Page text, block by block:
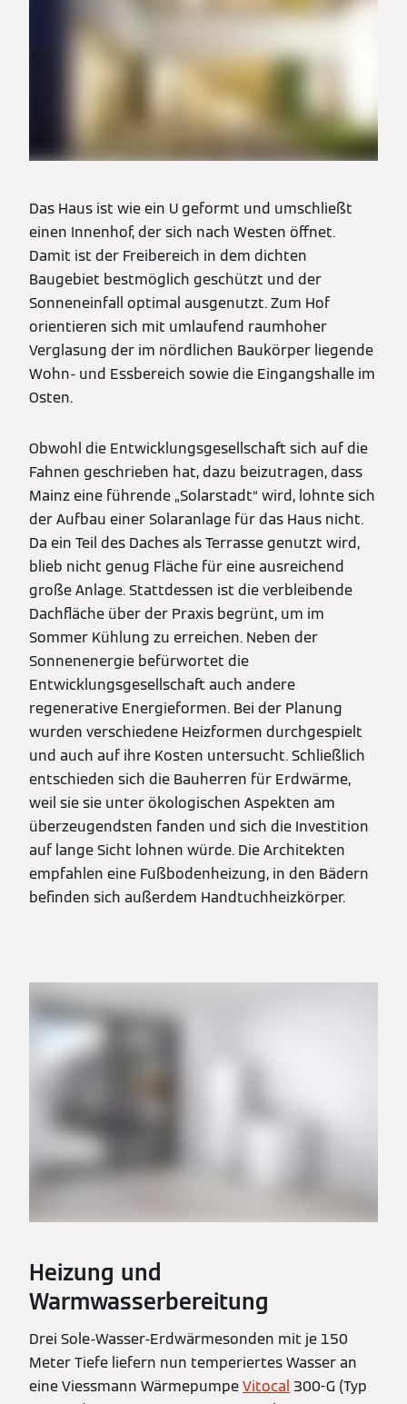
Das Haus ist wie ein U geformt und umschließt
einen Innenhof, der sich nach Westen öffnet.
Damit ist der Freibereich in dem dichten
Baugebiet bestmöglich geschützt und der
Sonneneinfall optimal ausgenutzt. Zum Hof
orientieren sich mit umlaufend raumhoher
Verglasung der im nördlichen Baukörper liegende
Wohn- und Essbereich sowie die Eingangshalle im
Osten.
Obwohl die Entwicklungsgesellschaft sich auf die
Fahnen geschrieben hat, dazu beizutragen, dass
Mainz eine führende „Solarstadt“ wird, lohnte sich
der Aufbau einer Solaranlage für das Haus nicht.
Da ein Teil des Daches als Terrasse genutzt wird,
blieb nicht genug Fläche für eine ausreichend
große Anlage. Stattdessen ist die verbleibende
Dachfläche über der Praxis begrünt, um im
Sommer Kühlung zu erreichen. Neben der
Sonnenenergie befürwortet die
Entwicklungsgesellschaft auch andere
regenerative Energieformen. Bei der Planung
wurden verschiedene Heizformen durchgespielt
und auch auf ihre Kosten untersucht. Schließlich
entschieden sich die Bauherren für Erdwärme,
weil sie sie unter ökologischen Aspekten am
überzeugendsten fanden und sich die Investition
auf lange Sicht lohnen würde. Die Architekten
empfahlen eine Fußbodenheizung, in den Bädern
befinden sich außerdem Handtuchheizkörper.
Heizung und
Warmwasserbereitung
Drei Sole-Wasser-Erdwärmesonden mit je 150
Meter Tiefe liefern nun temperiertes Wasser an
eine Viessmann WärmepumpeVitocal 300-G (Typ